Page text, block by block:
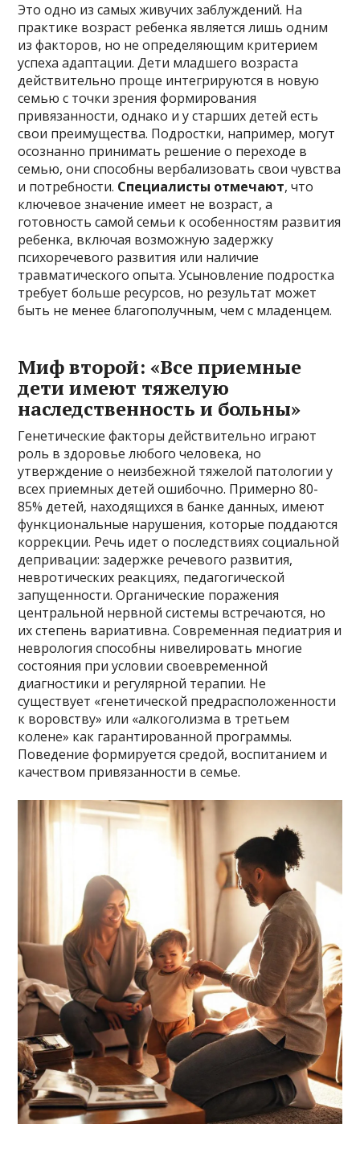
Это одно из самых живучих заблуждений. На
практике возраст ребенка является лишь одним
из факторов, но не определяющим критерием
успеха адаптации. Дети младшего возраста
действительно проще интегрируются в новую
семью с точки зрения формирования
привязанности, однако и у старших детей есть
свои преимущества. Подростки, например, могут
осознанно принимать решение о переходе в
семью, они способны вербализовать свои чувства
и потребности. Специалисты отмечают, что
ключевое значение имеет не возраст, а
готовность самой семьи к особенностям развития
ребенка, включая возможную задержку
психоречевого развития или наличие
травматического опыта. Усыновление подростка
требует больше ресурсов, но результат может
быть не менее благополучным, чем с младенцем.
Миф второй: «Все приемные
дети имеют тяжелую
наследственность и больны»
Генетические факторы действительно играют
роль в здоровье любого человека, но
утверждение о неизбежной тяжелой патологии у
всех приемных детей ошибочно. Примерно 80-
85% детей, находящихся в банке данных, имеют
функциональные нарушения, которые поддаются
коррекции. Речь идет о последствиях социальной
депривации: задержке речевого развития,
невротических реакциях, педагогической
запущенности. Органические поражения
центральной нервной системы встречаются, но
их степень вариативна. Современная педиатрия и
неврология способны нивелировать многие
состояния при условии своевременной
диагностики и регулярной терапии. Не
существует «генетической предрасположенности
к воровству» или «алкоголизма в третьем
колене» как гарантированной программы.
Поведение формируется средой, воспитанием и
качеством привязанности в семье.